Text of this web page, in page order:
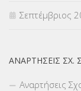
Σεπτέμβριος
ΑΝΑΡΤΉΣΕΙΣ
Αναρτήσεις